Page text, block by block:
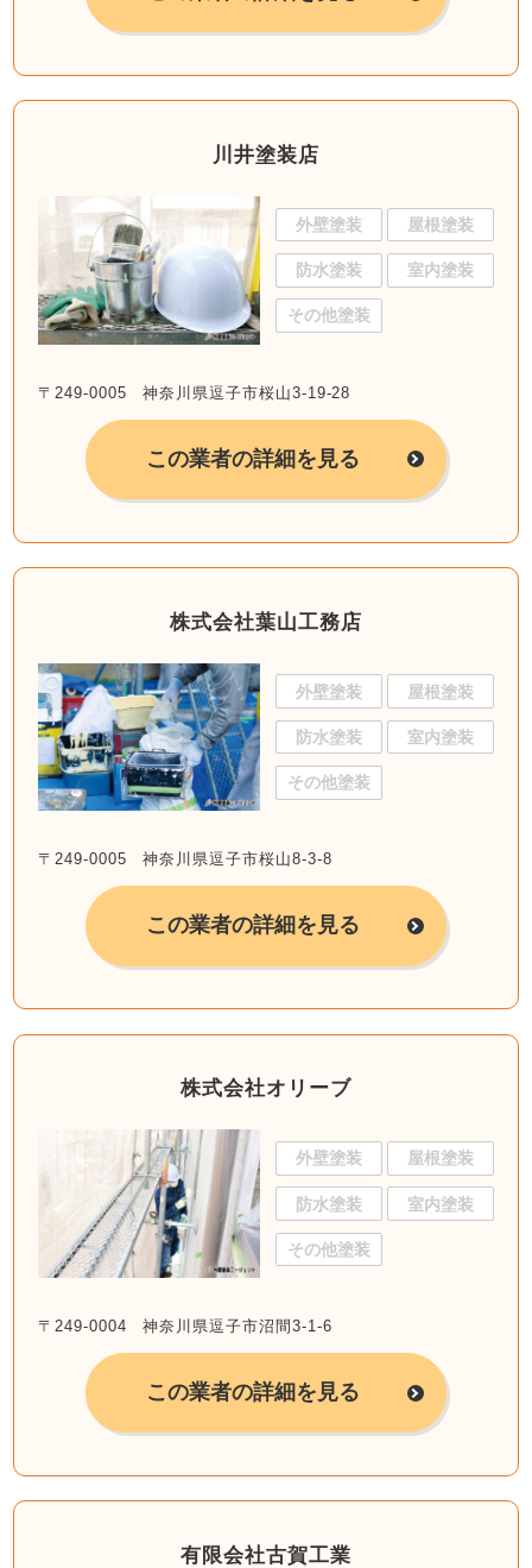
川井塗装店
外壁塗装 屋根塗装
防水塗装 室内塗装
その他塗装
〒249-0005 神奈川県逗子市桜山3-19-28
この業者の詳細を見る
株式会社葉山工務店
外壁塗装 屋根塗装
防水塗装 室内塗装
その他塗装
〒249-0005 神奈川県逗子市桜山8-3-8
この業者の詳細を見る
株式会社オリーブ
外壁塗装 屋根塗装
防水塗装 室内塗装
その他塗装
〒249-0004 神奈川県逗子市沼間3-1-6
この業者の詳細を見る
有限会社古賀工業